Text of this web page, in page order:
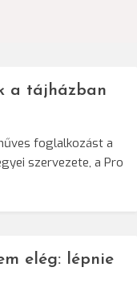
a tájházban
foglalkozást a
szervezete, a Pro
elég: lépnie